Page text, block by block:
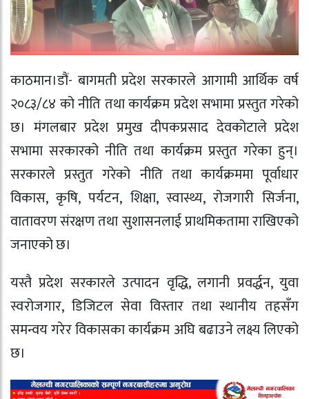
काठमान।डौं- बागमती प्रदेश सरकारले आगामी आर्थिक वर्ष
२०८३/८४ को नीति तथा कार्यक्रम प्रदेश सभामा प्रस्तुत गरेको
छ। मंगलबार प्रदेश प्रमुख दीपकप्रसाद देवकोटाले प्रदेश
सभामा सरकारको नीति तथा कार्यक्रम प्रस्तुत गरेका हुन्।
सरकारले प्रस्तुत गरेको नीति तथा कार्यक्रममा पूर्वाधार
विकास, कृषि, पर्यटन, शिक्षा, स्वास्थ्य, रोजगारी सिर्जना,
वातावरण संरक्षण तथा सुशासनलाई प्राथमिकतामा राखिएको
जनाएको छ।
यस्तै प्रदेश सरकारले उत्पादन वृद्धि, लगानी प्रवर्द्धन, युवा
स्वरोजगार, डिजिटल सेवा विस्तार तथा स्थानीय तहसँग
समन्वय गरेर विकासका कार्यक्रम अघि बढाउने लक्ष्य लिएको
छ।